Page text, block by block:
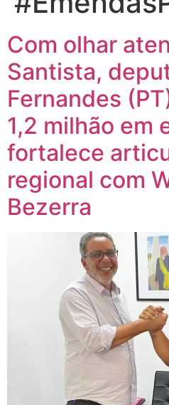
Com olhar
Santista,
Fernandes
1,2 milhão em
fortalece
regional com
Bezerra